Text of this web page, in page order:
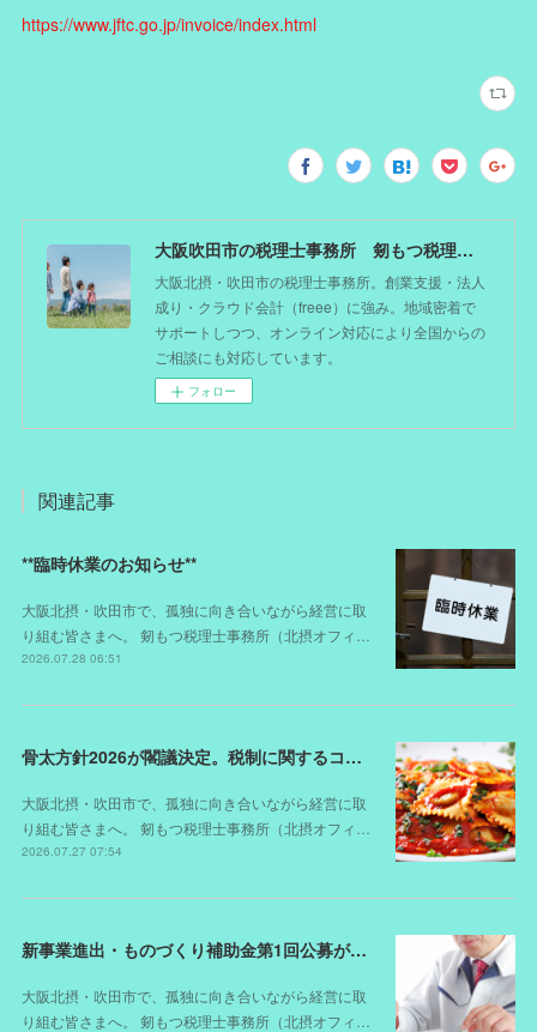
https://www.jftc.go.jp/invoice/index.html
大阪吹田市の税理士事務所 剱もつ税理士（北摂オフィス）―かつてdoctorを目指した税理士が企業のホームドクターとしてあなたの事業をサポート。税理士が直接担当する『かかりつけ税理士』
大阪北摂・吹田市の税理士事務所。創業支援・法人
成り・クラウド会計（freee）に強み。地域密着で
サポートしつつ、オンライン対応により全国からの
ご相談にも対応しています。
フォロー
関連記事
**臨時休業のお知らせ**
大阪北摂・吹田市で、孤独に向き合いながら経営に取
り組む皆さまへ。 剱もつ税理士事務所（北摂オフィ…
2026.07.28 06:51
骨太方針2026が閣議決定。税制に関するコメントは？
大阪北摂・吹田市で、孤独に向き合いながら経営に取
り組む皆さまへ。 剱もつ税理士事務所（北摂オフィ…
2026.07.27 07:54
新事業進出・ものづくり補助金第1回公募が開始されました（スケジュールが変更されました）
大阪北摂・吹田市で、孤独に向き合いながら経営に取
り組む皆さまへ。 剱もつ税理士事務所（北摂オフィ…